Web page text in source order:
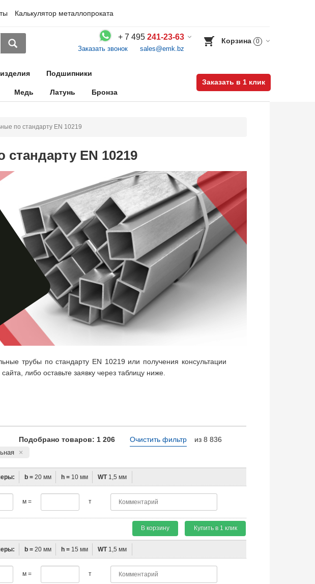
Калькулятор металлопроката
+ 7 495 241-23-63
Заказать звонок sales@emk.bz
Корзина 0
Подшипники
Медь Латунь Бронза
Заказать в 1 клик
по стандарту EN 10219
EN 10219
трубы по стандарту EN 10219 или получения консультации
либо оставьте заявку через таблицу ниже.
Подобрано товаров: 1 206 из 8 836
Очистить фильтр
b = 20 мм h = 10 мм WT1,5 мм
м = т
В корзину Купить в 1 клик
b = 20 мм h = 15 мм WT1,5 мм
м = т